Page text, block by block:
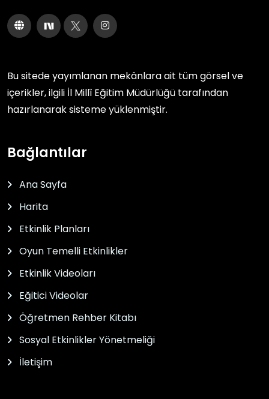
Bu sitede yayımlanan mekânlara ait tüm görsel ve
içerikler, ilgili İl Millî Eğitim Müdürlüğü tarafından
hazırlanarak sisteme yüklenmiştir.
Bağlantılar
Ana Sayfa
Harita
Etkinlik Planları
Oyun Temelli Etkinlikler
Etkinlik Videoları
Eğitici Videolar
Öğretmen Rehber Kitabı
Sosyal Etkinlikler Yönetmeliği
İletişim